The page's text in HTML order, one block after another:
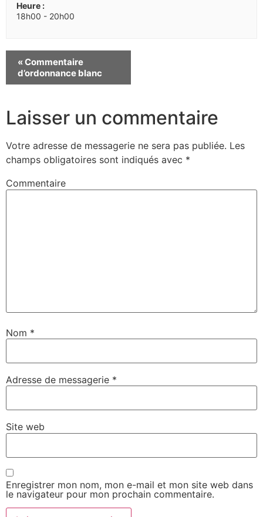
Heure :
18h00 - 20h00
«Commentaire
d’ordonnance blanc
Laisser un commentaire
Votre adresse de messagerie ne sera pas publiée. Les
champs obligatoires sont indiqués avec *
Commentaire
Nom *
Adresse de messagerie *
Site web
Enregistrer mon nom, mon e-mail et mon site web dans
le navigateur pour mon prochain commentaire.